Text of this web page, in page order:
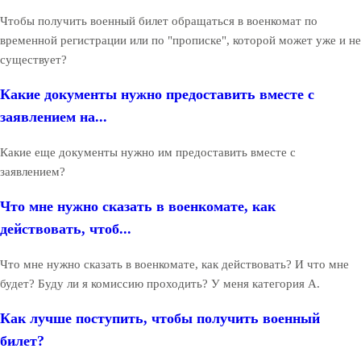
Чтобы получить военный билет обращаться в военкомат по
временной регистрации или по "прописке", которой может уже и не
существует?
Какие документы нужно предоставить вместе с
заявлением на...
Какие еще документы нужно им предоставить вместе с
заявлением?
Что мне нужно сказать в военкомате, как
действовать, чтоб...
Что мне нужно сказать в военкомате, как действовать? И что мне
будет? Буду ли я комиссию проходить? У меня категория А.
Как лучше поступить, чтобы получить военный
билет?